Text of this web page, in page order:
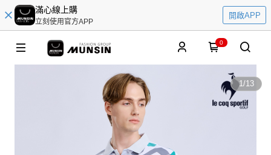
滿心線上購
立刻使用官方APP
開啟APP
0
1/13